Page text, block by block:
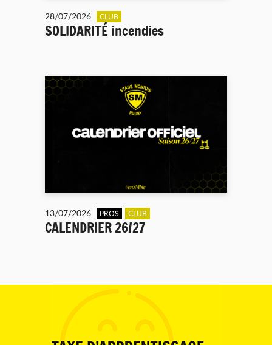
28/07/2026 CLUB
SOLIDARITÉ incendies
13/07/2026 PROS CLUB
CALENDRIER 26/27